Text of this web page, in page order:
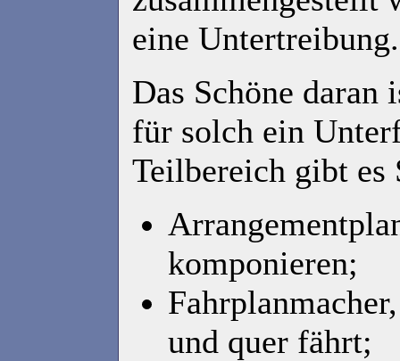
eine
Das Schöne daran
für solch ein
Teilbereich gibt es
komponieren;
und quer fährt;